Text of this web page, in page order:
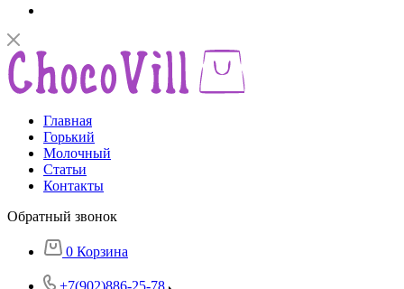
Главная
Горький
Молочный
Статьи
Контакты
Обратный звонок
0 Корзина